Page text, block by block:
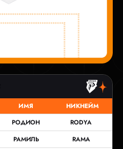
ИМЯ
НИКНЕЙМ
РОДИОН
RODYA
РАМИЛЬ
RAMA